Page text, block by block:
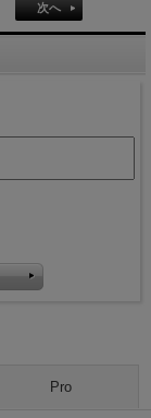
次へ
Pro